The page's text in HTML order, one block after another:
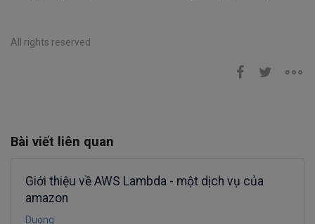
All rights reserved
Bài viết liên quan
Giới thiệu về AWS Lambda - một dịch vụ của
amazon
Duong